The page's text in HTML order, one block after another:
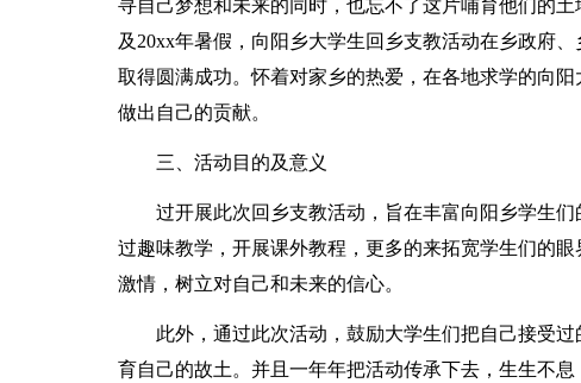
寻自己梦想和未来的同时，也忘不了这片哺育他们的
及20xx年暑假，向阳乡大学生回乡支教活动在乡政府
取得圆满成功。怀着对家乡的热爱，在各地求学的向
做出自己的贡献。
三、活动目的及意义
过开展此次回乡支教活动，旨在丰富向阳乡学生
过趣味教学，开展课外教程，更多的来拓宽学生们的
激情，树立对自己和未来的信心。
此外，通过此次活动，鼓励大学生们把自己接受
育自己的故土。并且一年年把活动传承下去，生生不息